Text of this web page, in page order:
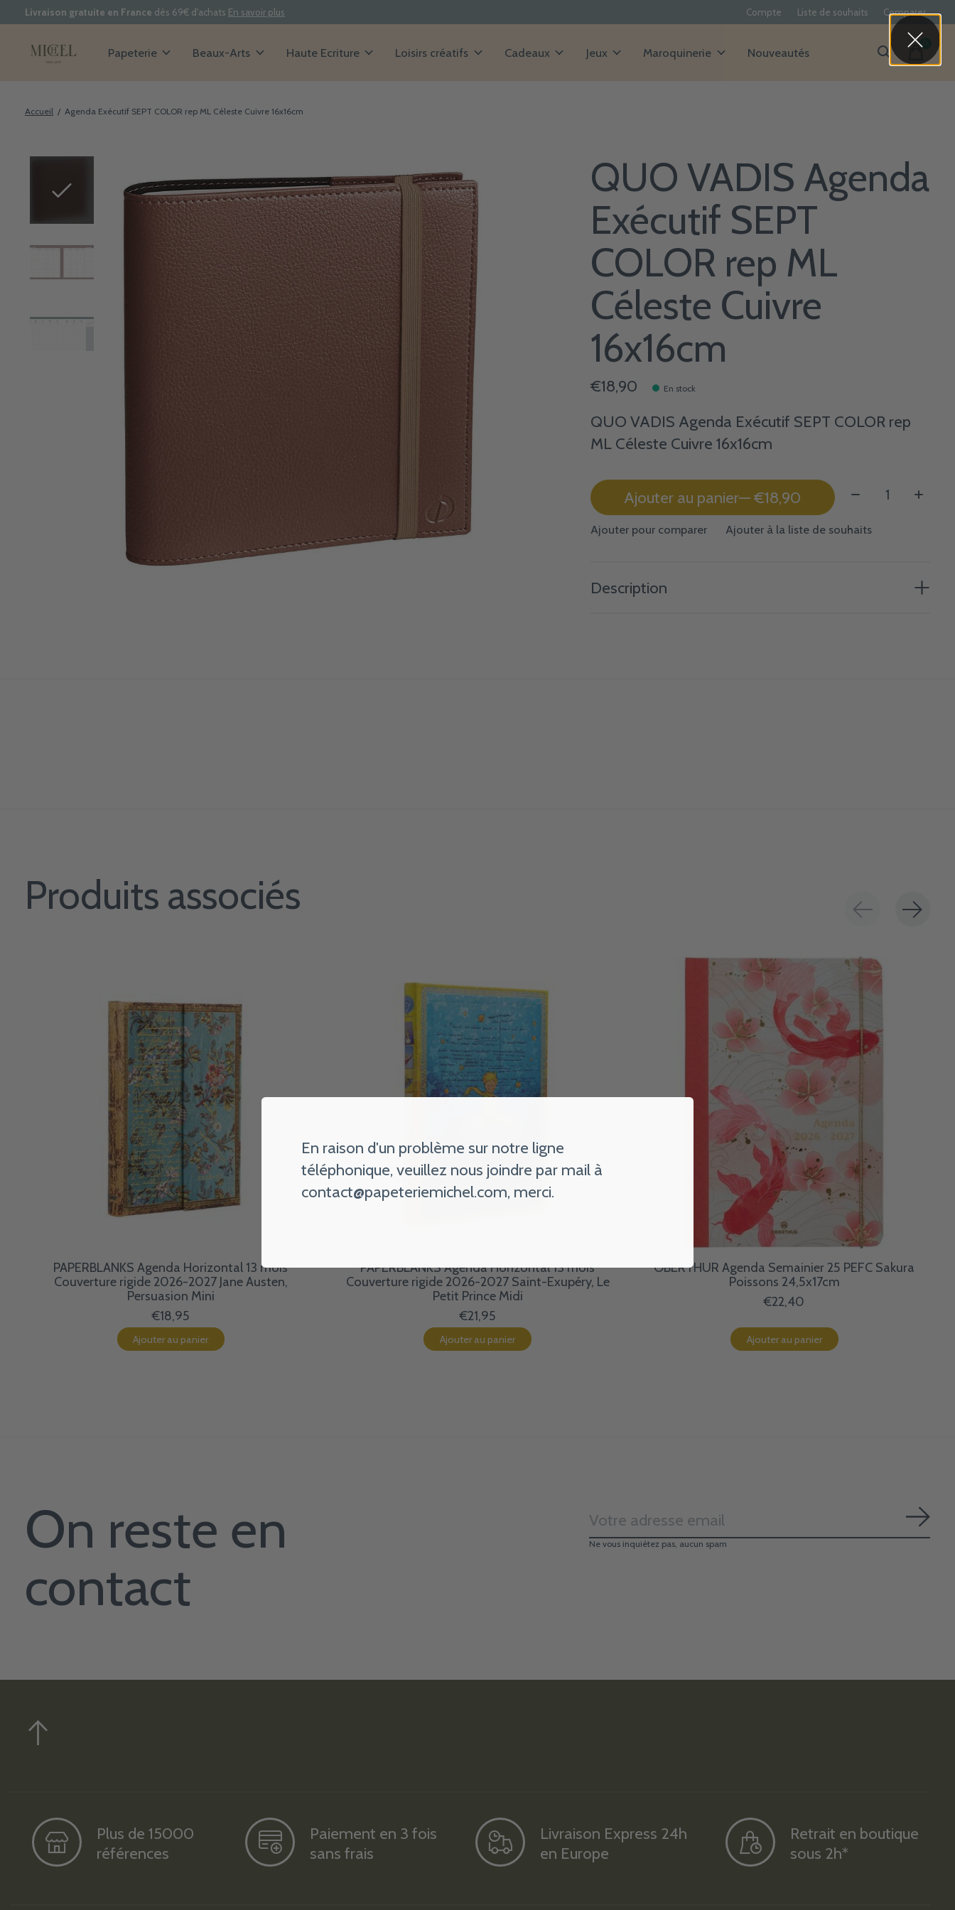
Livraison gratuite en France dès 69€ d'achats En savoir plus Compte Liste de souhaits Comparer
Papeterie Beaux-Arts Haute Ecriture Loisirs créatifs Cadeaux Jeux Maroquinerie Nouveautés items
Accueil / Agenda Exécutif SEPT COLOR rep ML Céleste Cuivre 16x16cm
QUO VADIS Agenda
Exécutif SEPT
COLOR rep ML
Céleste Cuivre
16x16cm
€18,90 En stock
QUO VADIS Agenda Exécutif SEPT COLOR rep
ML Céleste Cuivre 16x16cm
Ajouter au panier — €18,90 Quantité:
Ajouter pour comparer Ajouter à la liste de souhaits
Description
Produits associés
PAPERBLANKS Agenda Horizontal 13 mois
Couverture rigide 2026-2027 Jane Austen,
Persuasion Mini
€18,95
Ajouter au panier
PAPERBLANKS Agenda Horizontal 13 mois
Couverture rigide 2026-2027 Saint-Exupéry, Le
Petit Prince Midi
€21,95
Ajouter au panier
OBERTHUR Agenda Semainier 25 PEFC Sakura
Poissons 24,5x17cm
€22,40
Ajouter au panier
On reste en
contact
Ne vous inquiétez pas, aucun spam
Plus de 15000
références
Paiement en 3 fois
sans frais
Livraison Express 24h
en Europe
Retrait en boutique
sous 2h*
En raison d'un problème sur notre ligne
téléphonique, veuillez nous joindre par mail à
contact@papeteriemichel.com, merci.